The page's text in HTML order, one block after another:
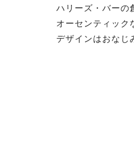
ハリーズ・バーの
オーセンティック
デザインはおなじ